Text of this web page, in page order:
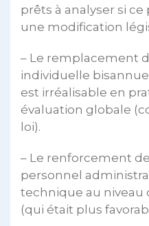
prêts à analyser si
une modification
– Le remplacement
individuelle
est irréalisable en
évaluation globale
loi).
– Le renforcement
personnel
technique au niveau
(qui était plus